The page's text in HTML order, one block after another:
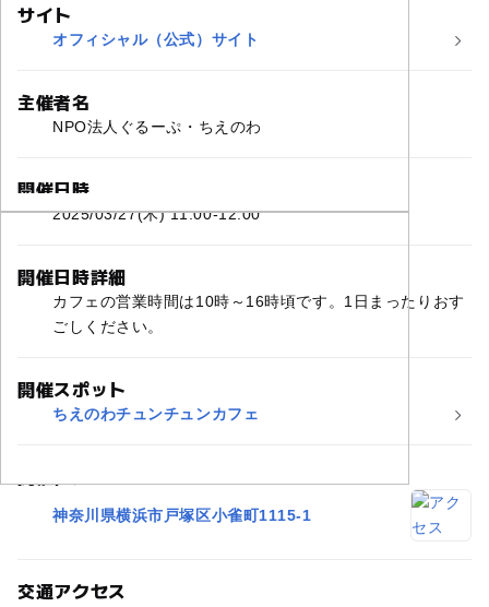
サイト
オフィシャル（公式）サイト
主催者名
NPO法人ぐるーぷ・ちえのわ
開催日時
2025/03/27(木) 11:00-12:00
開催日時詳細
カフェの営業時間は10時～16時頃です。1日まったりおす
ごしください。
開催スポット
ちえのわチュンチュンカフェ
神奈川県横浜市戸塚区小雀町1115-1
交通アクセス